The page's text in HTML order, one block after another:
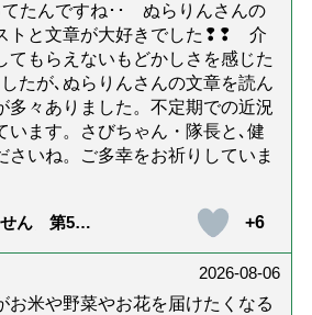
たんですね･･ ぬらりんさんの
トと文章が大好きでした❢❢ 介
てもらえないもどかしさを感じた
たが､ぬらりんさんの文章を読ん
多々ありました。不定期での近況
います。さびちゃん・隊長と､健
さいね。ご多幸をお祈りしていま
せん 第500
+6
2026-08-06
お米や野菜やお花を届けたくなる